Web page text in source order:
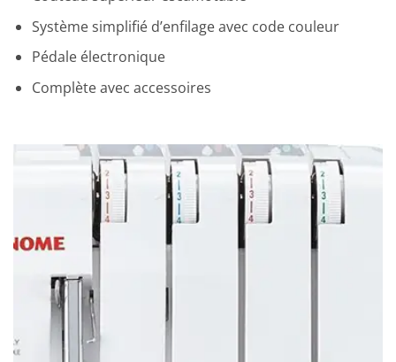
Système simplifié d’enfilage avec code couleur
Pédale électronique
Complète avec accessoires